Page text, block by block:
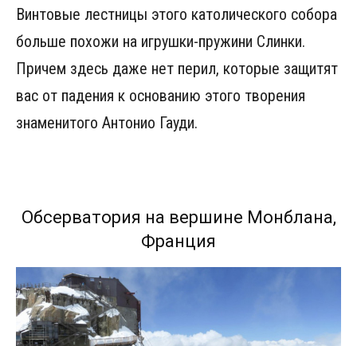
Винтовые лестницы этого католического собора
больше похожи на игрушки-пружини Слинки.
Причем здесь даже нет перил, которые защитят
вас от падения к основанию этого творения
знаменитого Антонио Гауди.
Обсерватория на вершине Монблана,
Франция